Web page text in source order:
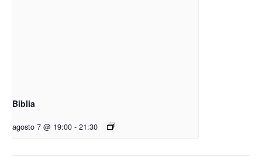
Biblia
agosto 7 @ 19:00 - 21:30